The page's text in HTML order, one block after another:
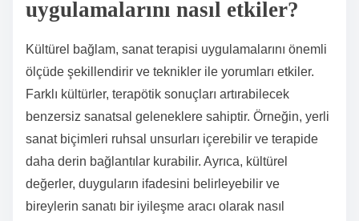
uygulamalarını nasıl etkiler?
Kültürel bağlam, sanat terapisi uygulamalarını önemli
ölçüde şekillendirir ve teknikler ile yorumları etkiler.
Farklı kültürler, terapötik sonuçları artırabilecek
benzersiz sanatsal geleneklere sahiptir. Örneğin, yerli
sanat biçimleri ruhsal unsurları içerebilir ve terapide
daha derin bağlantılar kurabilir. Ayrıca, kültürel
değerler, duyguların ifadesini belirleyebilir ve
bireylerin sanatı bir iyileşme aracı olarak nasıl